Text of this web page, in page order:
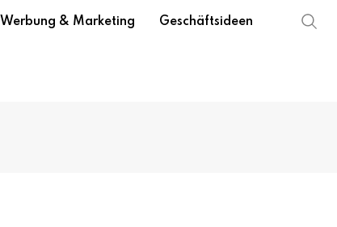
Werbung & Marketing Geschäftsideen